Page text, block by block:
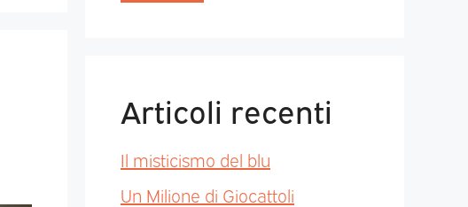
Articoli recenti
Il misticismo del blu
Un Milione di Giocattoli